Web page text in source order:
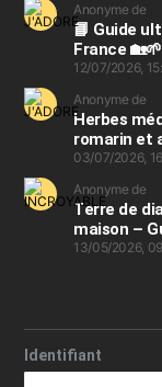
Anonyme de
📘 Guide
France
12/07/2026,
Anonyme de
Herbes
romarin et
03/07/2026,
Anonyme de
Terre de
maison –
13/05/2026,
Identifiant